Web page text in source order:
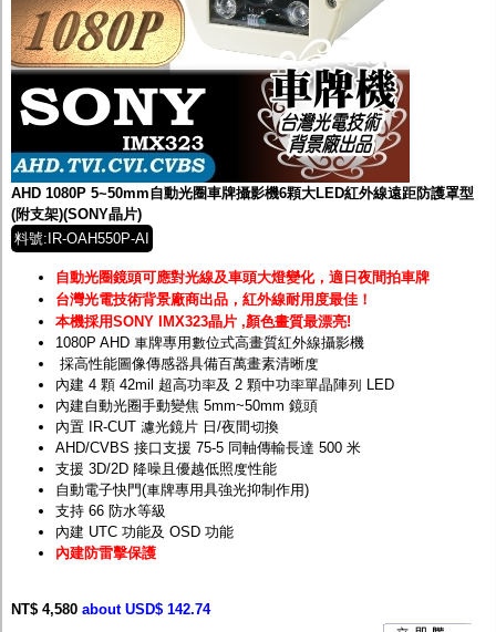
AHD 1080P 5~50mm自動光圈車牌攝影機6顆大LED紅外線遠距防護罩型
(附支架)(SONY晶片)
料號:IR-OAH550P-AI
自動光圈鏡頭可應對光線及車頭大燈變化，適日夜間拍車牌
台灣光電技術背景廠商出品，紅外線耐用度最佳！
本機採用SONY IMX323晶片 ,顏色畫質最漂亮!
1080P AHD 車牌專用數位式高畫質紅外線攝影機
採高性能圖像傳感器具備百萬畫素清晰度
內建 4 顆 42mil 超高功率及 2 顆中功率單晶陣列 LED
內建自動光圈手動變焦 5mm~50mm 鏡頭
內置 IR-CUT 濾光鏡片 日/夜間切換
AHD/CVBS 接口支援 75-5 同軸傳輸長達 500 米
支援 3D/2D 降噪且優越低照度性能
自動電子快門(車牌專用具強光抑制作用)
支持 66 防水等級
內建 UTC 功能及 OSD 功能
內建防雷擊保護
NT$ 4,580 about USD$ 142.74